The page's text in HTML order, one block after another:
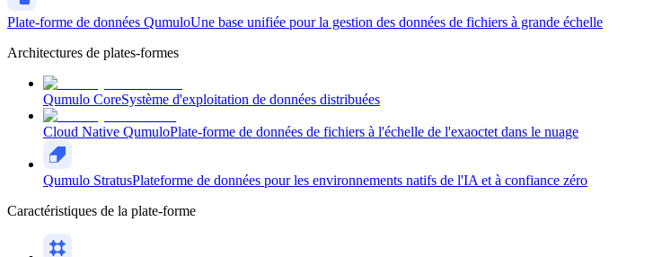
Plate-forme de données QumuloUne base unifiée pour la gestion des données de fichiers à grande échelle
Architectures de plates-formes
Qumulo CoreSystème d'exploitation de données distribuées
Cloud Native QumuloPlate-forme de données de fichiers à l'échelle de l'exaoctet dans le nuage
Qumulo StratusPlateforme de données pour les environnements natifs de l'IA et à confiance zéro
Caractéristiques de la plate-forme